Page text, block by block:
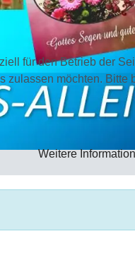
für den Betrieb der
möchten.
Weitere